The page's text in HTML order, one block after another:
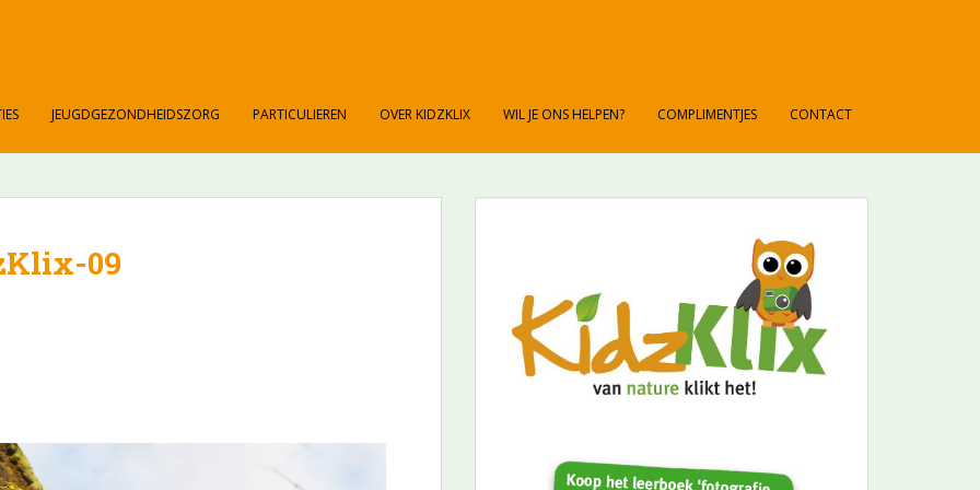
JEUGDGEZONDHEIDSZORG PARTICULIEREN OVER KIDZKLIX WIL JE ONS HELPEN? COMPLIMENTJES CONTACT
09